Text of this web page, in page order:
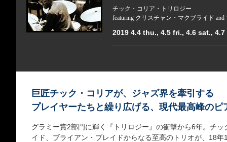
チック・コリア・トリロジー
featuring クリスチャン・マクブライド
2019 4.4 thu., 4.5 fri., 4.6 sat.,
巨匠チック・コリアが、ジャズ界を牽引する
プレイヤーたちと繰り広げる、現代最高峰のピ
グラミー賞2部門に輝く『トリロジー』の衝撃から6年。チ
イド、ブライアン・ブレイドからなる至高のトリオが、18